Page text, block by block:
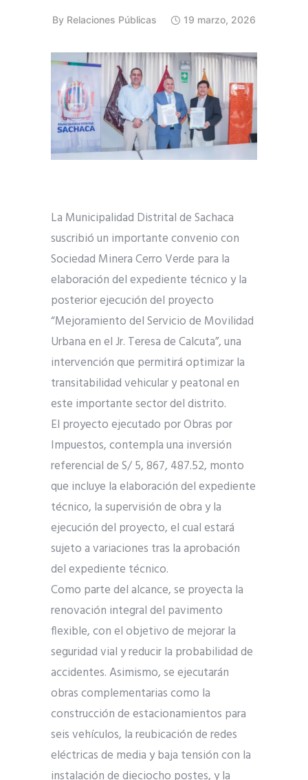
By Relaciones Públicas 19 marzo, 2026
La Municipalidad Distrital de Sachaca
suscribió un importante convenio con
Sociedad Minera Cerro Verde para la
elaboración del expediente técnico y la
posterior ejecución del proyecto
“Mejoramiento del Servicio de Movilidad
Urbana en el Jr. Teresa de Calcuta”, una
intervención que permitirá optimizar la
transitabilidad vehicular y peatonal en
este importante sector del distrito.
El proyecto ejecutado por Obras por
Impuestos, contempla una inversión
referencial de S/ 5, 867, 487.52, monto
que incluye la elaboración del expediente
técnico, la supervisión de obra y la
ejecución del proyecto, el cual estará
sujeto a variaciones tras la aprobación
del expediente técnico.
Como parte del alcance, se proyecta la
renovación integral del pavimento
flexible, con el objetivo de mejorar la
seguridad vial y reducir la probabilidad de
accidentes. Asimismo, se ejecutarán
obras complementarias como la
construcción de estacionamientos para
seis vehículos, la reubicación de redes
eléctricas de media y baja tensión con la